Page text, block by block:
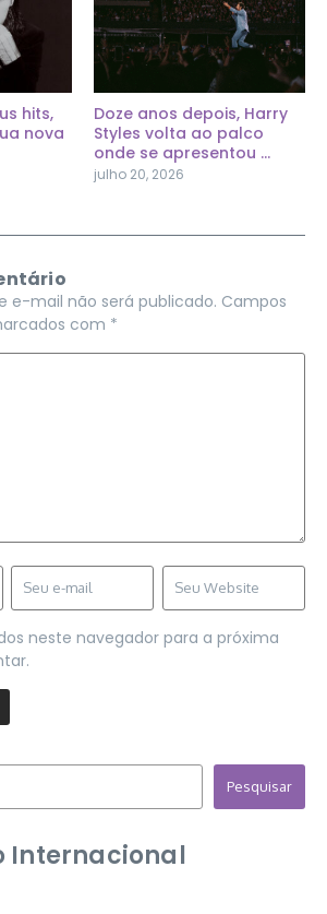
hits,
nova
Doze anos depois, Harry
Styles volta ao palco
onde se apresentou ...
julho 20, 2026
e-mail não será publicado. Campos
com *
neste navegador para a próxima
Pesquisar
Internacional